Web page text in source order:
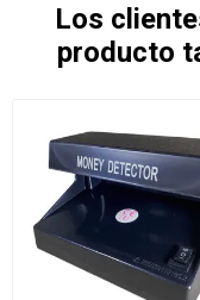
Los
producto